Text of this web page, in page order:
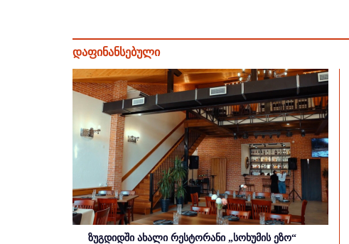
დაფინანსებული
ზუგდიდში ახალი რესტორანი „სოხუმის ეზო“